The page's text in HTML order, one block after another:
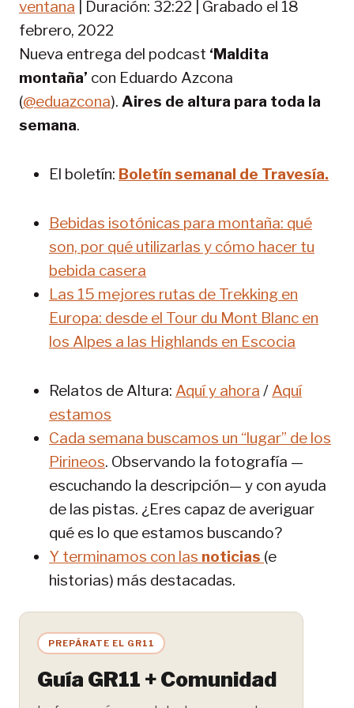
d
u
c
r
e
p
o
o
FEED RSS
TIR
ENLACE
AR
ventana | Duración: 32:22 | Grabado el 18
febrero, 2022
Nueva entrega del podcast ‘Maldita
montaña’ con Eduardo Azcona
(@eduazcona). Aires de altura para toda la
semana.
El boletín: Boletín semanal de Travesía.
Bebidas isotónicas para montaña: qué
son, por qué utilizarlas y cómo hacer tu
bebida casera
Las 15 mejores rutas de Trekking en
Europa: desde el Tour du Mont Blanc en
los Alpes a las Highlands en Escocia
Relatos de Altura: Aquí y ahora / Aquí
estamos
Cada semana buscamos un “lugar” de los
Pirineos. Observando la fotografía —
escuchando la descripción— y con ayuda
de las pistas. ¿Eres capaz de averiguar
qué es lo que estamos buscando?
Y terminamos con las noticias (e
historias) más destacadas.
PREPÁRATE EL GR11
Guía GR11 + Comunidad